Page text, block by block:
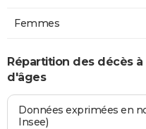
Femmes
Répartition des décès
d'âges
Données exprimées en
Insee)